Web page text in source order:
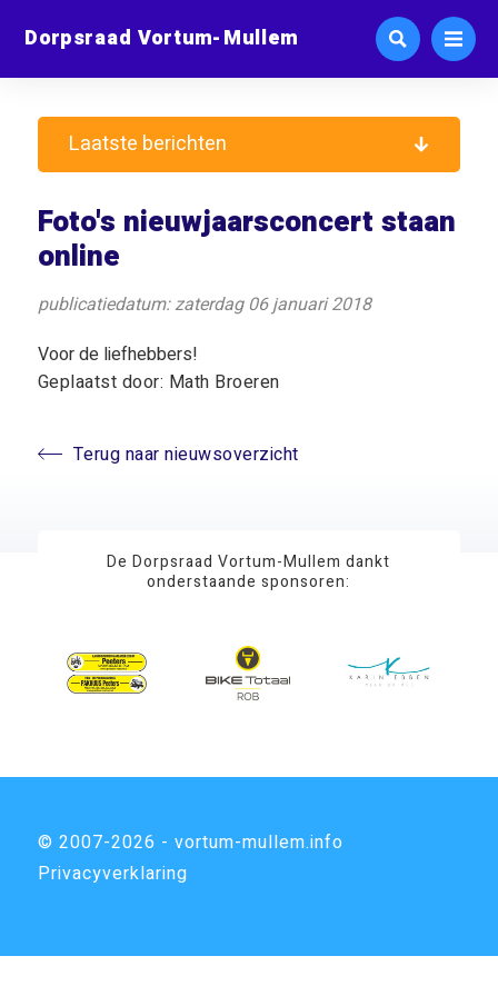
Dorpsraad Vortum-Mullem
Foto's nieuwjaarsconcert staan
online
publicatiedatum: zaterdag 06 januari 2018
Voor de liefhebbers!
Geplaatst door: Math Broeren
Terug naar nieuwsoverzicht
Laatste berichten
De Dorpsraad Vortum-Mullem dankt
onderstaande sponsoren:
© 2007-2026 - vortum-mullem.info
Privacyverklaring